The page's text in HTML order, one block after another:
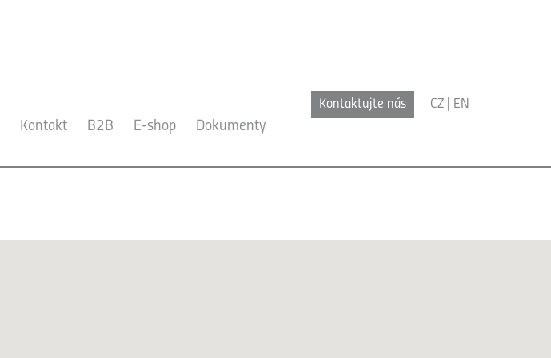
CZ EN
Kontaktujte nás
Kontakt B2B E-shop Dokumenty